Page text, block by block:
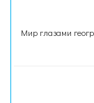
Мир глазами